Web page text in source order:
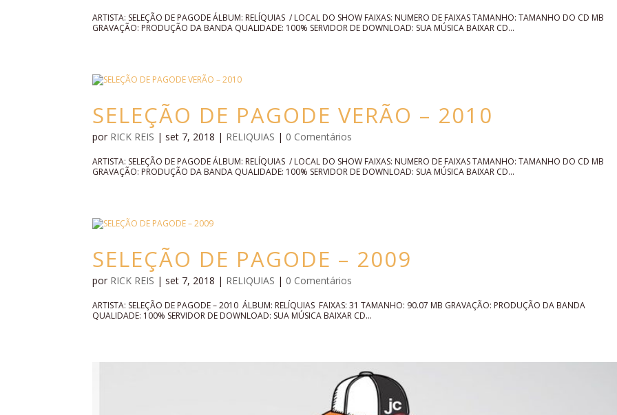
ARTISTA: SELEÇÃO DE PAGODE ÁLBUM: RELÍQUIAS / LOCAL DO SHOW FAIXAS: NUMERO DE FAIXAS TAMANHO: TAMANHO DO CD MB
GRAVAÇÃO: PRODUÇÃO DA BANDA QUALIDADE: 100% SERVIDOR DE DOWNLOAD: SUA MÚSICA BAIXAR CD...
SELEÇÃO DE PAGODE VERÃO – 2010
por RICK REIS | set 7, 2018 | RELIQUIAS | 0 Comentários
ARTISTA: SELEÇÃO DE PAGODE ÁLBUM: RELÍQUIAS / LOCAL DO SHOW FAIXAS: NUMERO DE FAIXAS TAMANHO: TAMANHO DO CD MB
GRAVAÇÃO: PRODUÇÃO DA BANDA QUALIDADE: 100% SERVIDOR DE DOWNLOAD: SUA MÚSICA BAIXAR CD...
SELEÇÃO DE PAGODE – 2009
por RICK REIS | set 7, 2018 | RELIQUIAS | 0 Comentários
ARTISTA: SELEÇÃO DE PAGODE – 2010 ÁLBUM: RELÍQUIAS FAIXAS: 31 TAMANHO: 90.07 MB GRAVAÇÃO: PRODUÇÃO DA BANDA
QUALIDADE: 100% SERVIDOR DE DOWNLOAD: SUA MÚSICA BAIXAR CD...